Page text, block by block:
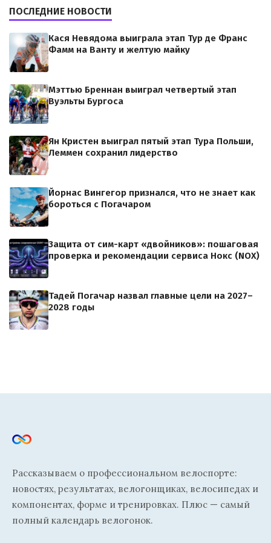
ПОСЛЕДНИЕ НОВОСТИ
Кася Невядома выиграла этап Тур де Франс
Фамм на Ванту и желтую майку
Мэттью Бреннан выиграл четвертый этап
Вуэльты Бургоса
Ян Кристен выиграл пятый этап Тура Польши,
Леммен сохранил лидерство
Йорнас Вингегор признался, что не знает как
бороться с Погачаром
Защита от сим-карт «двойников»: пошаговая
проверка и рекомендации сервиса Нокс (NOX)
Тадей Погачар назвал главные цели на 2027–
2028 годы
Рассказываем о профессиональном велоспорте:
новостях, результатах, велогонщиках, велосипедах и
компонентах, форме и тренировках. Плюс — самый
полный календарь велогонок.